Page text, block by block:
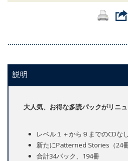
説明
大人気、お得な多読パックがリニュ
レベル１＋から９までのCDな
新たにPatterned Stories（24
合計34パック、194冊